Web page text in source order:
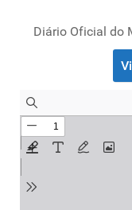
Diário Oficial do